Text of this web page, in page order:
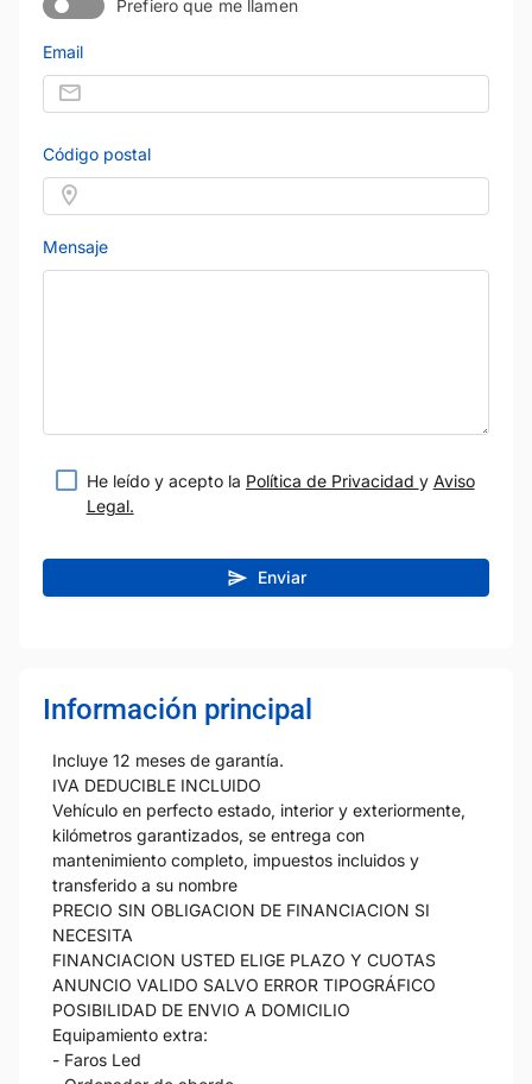
Prefiero que me llamen
Email
Código postal
Mensaje
He leído y acepto la Política de Privacidad y Aviso
Legal.
Enviar
Información principal
Incluye 12 meses de garantía.
IVA DEDUCIBLE INCLUIDO
Vehículo en perfecto estado, interior y exteriormente,
kilómetros garantizados, se entrega con
mantenimiento completo, impuestos incluidos y
transferido a su nombre
PRECIO SIN OBLIGACION DE FINANCIACION SI
NECESITA
FINANCIACION USTED ELIGE PLAZO Y CUOTAS
ANUNCIO VALIDO SALVO ERROR TIPOGRÁFICO
POSIBILIDAD DE ENVIO A DOMICILIO
Equipamiento extra:
- Faros Led